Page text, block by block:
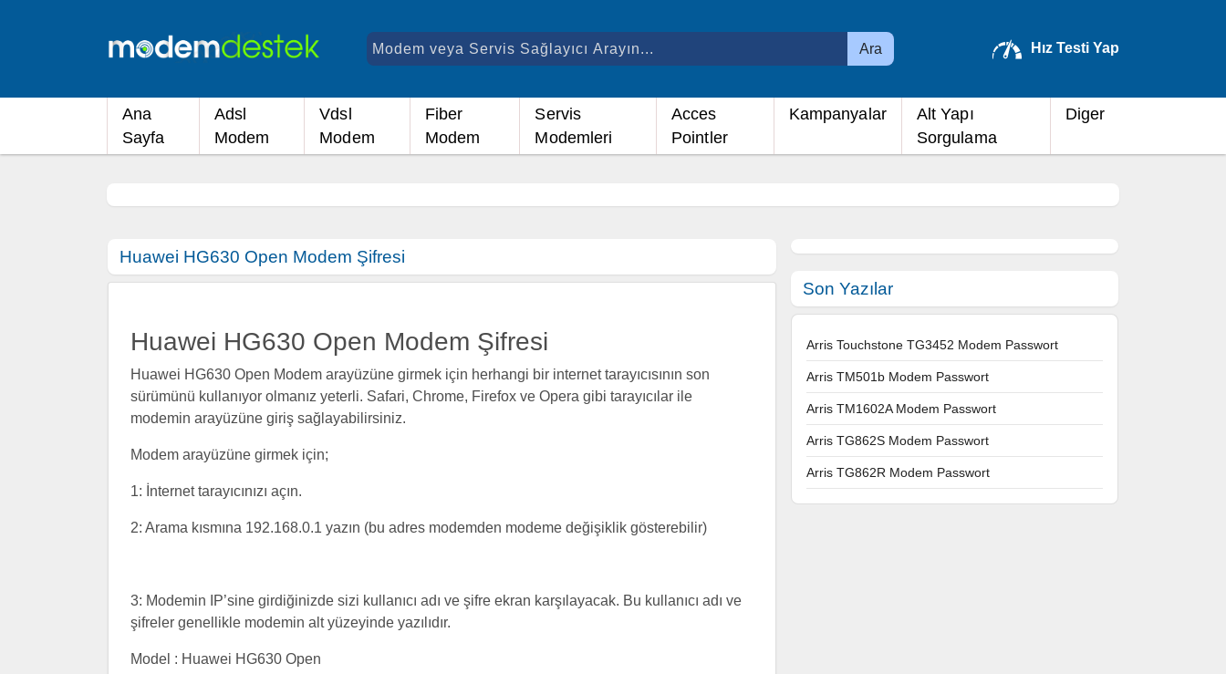
Ara Hız Testi Yap
Ana
Sayfa
Adsl
Modem
Vdsl
Modem
Fiber
Modem
Servis
Modemleri
Acces
Pointler
Kampanyalar
Alt Yapı
Sorgulama
Diger
Huawei HG630 Open Modem Şifresi
Huawei HG630 Open Modem Şifresi
Huawei HG630 Open Modem arayüzüne girmek için herhangi bir internet tarayıcısının son
sürümünü kullanıyor olmanız yeterli. Safari, Chrome, Firefox ve Opera gibi tarayıcılar ile
modemin arayüzüne giriş sağlayabilirsiniz.
Modem arayüzüne girmek için;
1: İnternet tarayıcınızı açın.
2: Arama kısmına 192.168.0.1 yazın (bu adres modemden modeme değişiklik gösterebilir)
3: Modemin IP’sine girdiğinizde sizi kullanıcı adı ve şifre ekran karşılayacak. Bu kullanıcı adı ve
şifreler genellikle modemin alt yüzeyinde yazılıdır.
Model : Huawei HG630 Open
Son Yazılar
Arris Touchstone TG3452 Modem Passwort
Arris TM501b Modem Passwort
Arris TM1602A Modem Passwort
Arris TG862S Modem Passwort
Arris TG862R Modem Passwort